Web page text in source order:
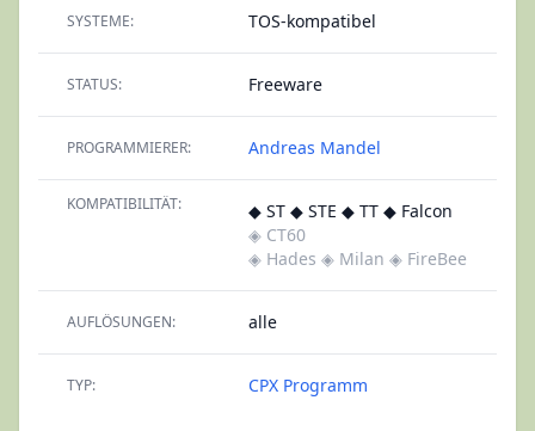
SYSTEME: TOS-kompatibel
STATUS: Freeware
PROGRAMMIERER: Andreas Mandel
KOMPATIBILITÄT:
◆ ST ◆ STE ◆ TT ◆ Falcon
◈ CT60
◈ Hades ◈ Milan ◈ FireBee
AUFLÖSUNGEN: alle
TYP: CPX Programm